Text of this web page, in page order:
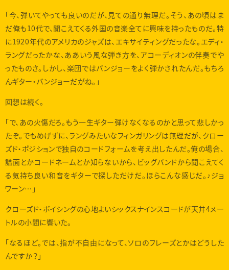
「今、弾いてやっても良いのだが、見ての通り無理だ。そう、あの頃はま
だ俺も10代で、聞こえてくる外国の音楽全てに興味を持ったものだ。特
に1920年代のアメリカのジャズは、エキサイティングだったな。エディ・
ラングだったかな、ああいう風な弾き方を、アコーディオンの伴奏でや
ったものさ。しかし、楽団ではバンジョーをよく弾かされたんだ。もちろ
んギター・バンジョーだがね。」
回想は続く。
「で、あの火傷だろ。もう一生ギター弾けなくなるのかと思って悲しかっ
たぞ。でもめげずに、ラングみたいなフィンガリングは無理だが、クロー
ズド・ポジションで独自のコードフォームを考え出したんだ。俺の場合、
譜面とかコードネームとか知らないから、ビッグバンドから聞こえてく
る気持ち良い和音をギターで探しただけだ。ほらこんな感じだ。♪ジョ
ワーン…」
クローズド・ボイシングの心地よいシックスナインスコードが天井4メー
トルの小間に響いた。
「なるほど。では、指が不自由になって、ソロのフレーズとかはどうした
んですか？」